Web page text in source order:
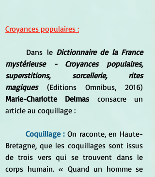
Croyances populaires :
Dans le Dictionnaire de la France
mystérieuse - Croyances populaires,
superstitions, sorcellerie, rites
magiques
Marie-Charlotte Delmas consacre un
article au coquillage :
Coquillage : On raconte, en Haute-
Bretagne, que les coquillages sont issus
de trois vers qui se trouvent dans le
corps humain. « Quand un homme se